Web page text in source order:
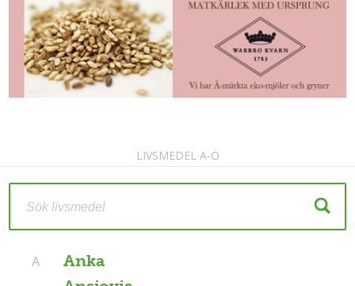
LIVSMEDEL A-Ö
Anka
A